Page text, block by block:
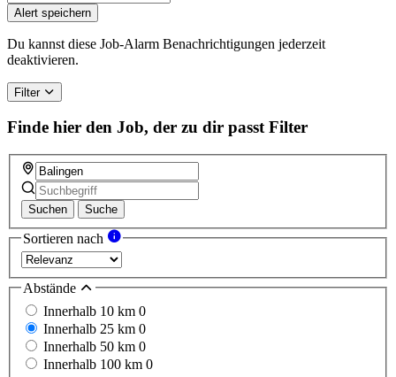
Alert speichern
Du kannst diese Job-Alarm Benachrichtigungen jederzeit
deaktivieren.
Filter
Finde hier den Job, der zu dir passt Filter
Suchen Suche
Sortieren nach
Abstände
Innerhalb 10 km 0
Innerhalb 25 km 0
Innerhalb 50 km 0
Innerhalb 100 km 0